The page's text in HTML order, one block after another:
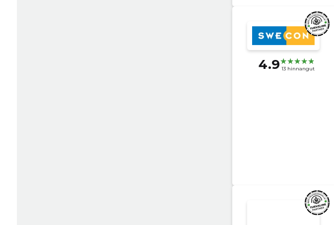
4.9 13 hinnangut